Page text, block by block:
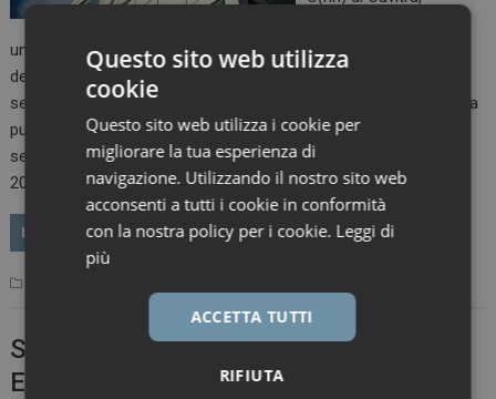
umana normale al 20% per somministrazione sottocutanea
destinata al trattamento di immunodeficienze primitive e
secondarie di pazienti adulti e pediatrici. L’autorizzazione è stata
pubblicata nella Gazzetta Ufficiale serie generale n. 223 del 23
settembre 2016 (determina V&A n. 1362/2016 del 12 settembre
2016). Con l’avvento di questa nuova opzione…
LEGGI
Shire dismette biosimilari di Humira ed
Enbrel
Questo sito web utilizza
cookie
Questo sito web utilizza i cookie per
migliorare la tua esperienza di
navigazione. Utilizzando il nostro sito web
acconsenti a tutti i cookie in conformità
con la nostra policy per i cookie. Leggi di
più
ACCETTA TUTTI
RIFIUTA